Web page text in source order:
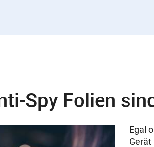
Spy Folien
Egal
Gerät